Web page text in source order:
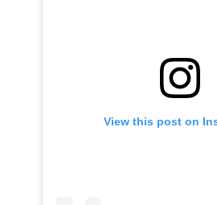
View this post on